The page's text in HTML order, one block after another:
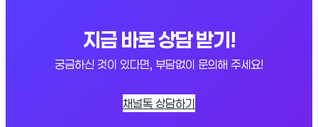
지금 바로 상담 받기!
궁금하신 것이 있다면, 부담없이 문의해 주세요!
채널톡 상담하기